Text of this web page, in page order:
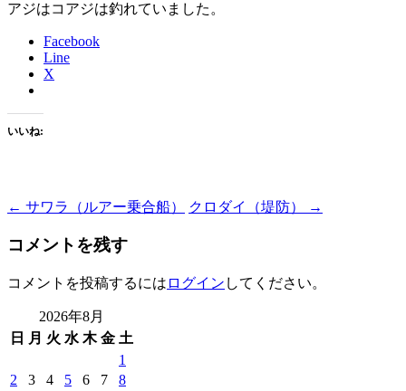
アジはコアジは釣れていました。
Facebook
Line
X
いいね:
Post
navigation
← サワラ（ルアー乗合船） クロダイ（堤防） →
コメントを残す
コメントを投稿するには ログイン してください。
2026年8月
日
月 火 水 木 金 土
1
2
3 4 5 6 7
8